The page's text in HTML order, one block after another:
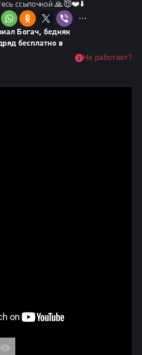
ссылочкой 🙏😇❤️⬇️
Богач, бедняк
бесплатно в
Не работает?